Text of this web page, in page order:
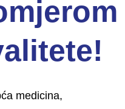
medicina,